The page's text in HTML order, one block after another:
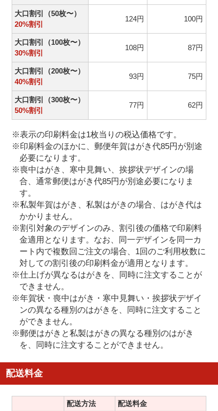
大口割引（50枚〜）
20%割引
124円 100円
大口割引（100枚〜）
30%割引
108円 87円
大口割引（200枚〜）
40%割引
93円 75円
大口割引（300枚〜）
50%割引
77円 62円
※表示の印刷料金は1枚当りの税込価格です。
※印刷料金のほかに、郵便年賀はがき代85円が別途
必要になります。
※喪中はがき、寒中見舞い、挨拶状デザインの場
合、通常郵便はがき代85円が別途必要になりま
す。
※私製年賀はがき、私製はがきの場合、はがき代は
かかりません。
※割引対象のデザインのみ、割引後の価格で印刷料
金適用となります。なお、同一デザインを同一カ
ート内で複数回ご注文の場合、1回のご利用枚数に
対しての割引後の印刷料金が適用となります。
※仕上げが異なるはがきを、同時に注文することが
できません。
※年賀状・喪中はがき・寒中見舞い・挨拶状デザイ
ンの異なる種別のはがきを、同時に注文すること
ができません。
※郵便はがきと私製はがきの異なる種別のはがき
を、同時に注文することができません。
配送料金
配送方法 配送料金